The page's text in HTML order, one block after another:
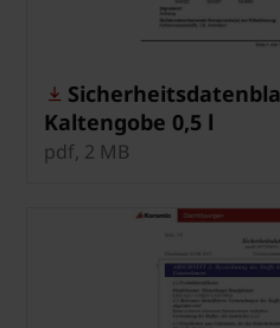
Kaltengobe 0,5 l
pdf, 2 MB